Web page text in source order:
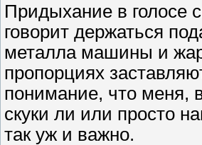
Придыхание в голосе
говорит держаться
металла машины и
пропорциях
понимание, что меня,
скуки ли или просто
так уж и важно.